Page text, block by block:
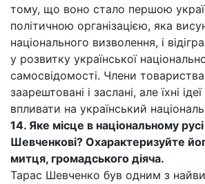
тому, що воно стало першою
політичною організацією, яка
національного визволення, і
у розвитку української
самосвідомості. Члени
заарештовані і заслані, але їхні
впливати на український
14. Яке місце в національному
Шевченкові? Охарактеризуйте
митця, громадського діяча.
Тарас Шевченко був одним з